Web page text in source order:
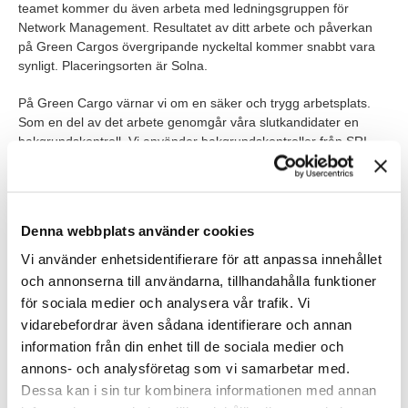
Denna webbplats använder cookies
Vi använder enhetsidentifierare för att anpassa innehållet
och annonserna till användarna, tillhandahålla funktioner
för sociala medier och analysera vår trafik. Vi
vidarebefordrar även sådana identifierare och annan
information från din enhet till de sociala medier och
annons- och analysföretag som vi samarbetar med.
Dessa kan i sin tur kombinera informationen med annan
teamet kommer du även arbeta med ledningsgruppen för
Network Management. Resultatet av ditt arbete och påverkan
på Green Cargos övergripande nyckeltal kommer snabbt vara
synligt. Placeringsorten är Solna.
På Green Cargo värnar vi om en säker och trygg arbetsplats.
Som en del av det arbete genomgår våra slutkandidater en
bakgrundskontroll. Vi använder bakgrundskontroller från SRI.
och är intresserad av logistik och transport. Vi ser gärna att du
har några års erfarenhet av planeringsverksamhet, optimering
och/eller systematisk analys av stora datamängder. Du har
relevant en akademisk utbildning, troligen civilingenjör eller
annan utbildning med inriktning mot statistik, numerisk analys
och/eller logistik. Jobbet ställer krav på att du har goda
kunskaper i svenska och engelska i tal såväl som skrift. Du
behärskar Excel och Powerpoint på en hög nivå. Utformning av
alternativa scenarier och förståelse av potentiella konsekvenser